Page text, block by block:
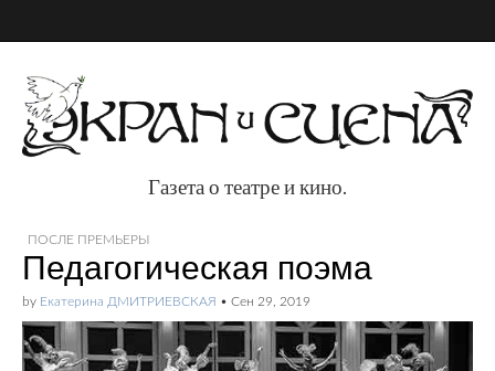
Газета о театре и
кино.
Газета о театре и кино.
ПОСЛЕ ПРЕМЬЕРЫ
Педагогическая поэма
by Екатерина ДМИТРИЕВСКАЯ • Сен 29, 2019